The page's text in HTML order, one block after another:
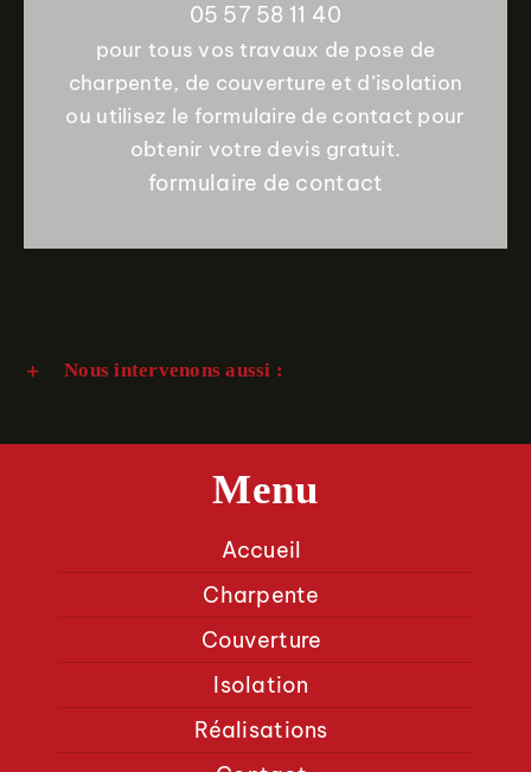
05 57 58 11 40
pour tous vos travaux de pose de
charpente, de couverture et d’isolation
ou utilisez le formulaire de contact pour
obtenir votre devis gratuit.
formulaire de contact
Nous intervenons aussi :
Menu
Accueil
Charpente
Couverture
Isolation
Réalisations